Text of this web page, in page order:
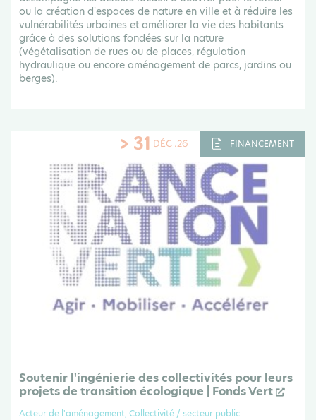
ou la création d'espaces de nature en ville et à réduire les
vulnérabilités urbaines et améliorer la vie des habitants
grâce à des solutions fondées sur la nature
(végétalisation de rues ou de places, régulation
hydraulique ou encore aménagement de parcs, jardins ou
berges).
> 31 DÉC .26 FINANCEMENT
Soutenir l'ingénierie des collectivités pour leurs
projets de transition écologique | Fonds Vert
Acteur de l'aménagement, Collectivité / secteur public